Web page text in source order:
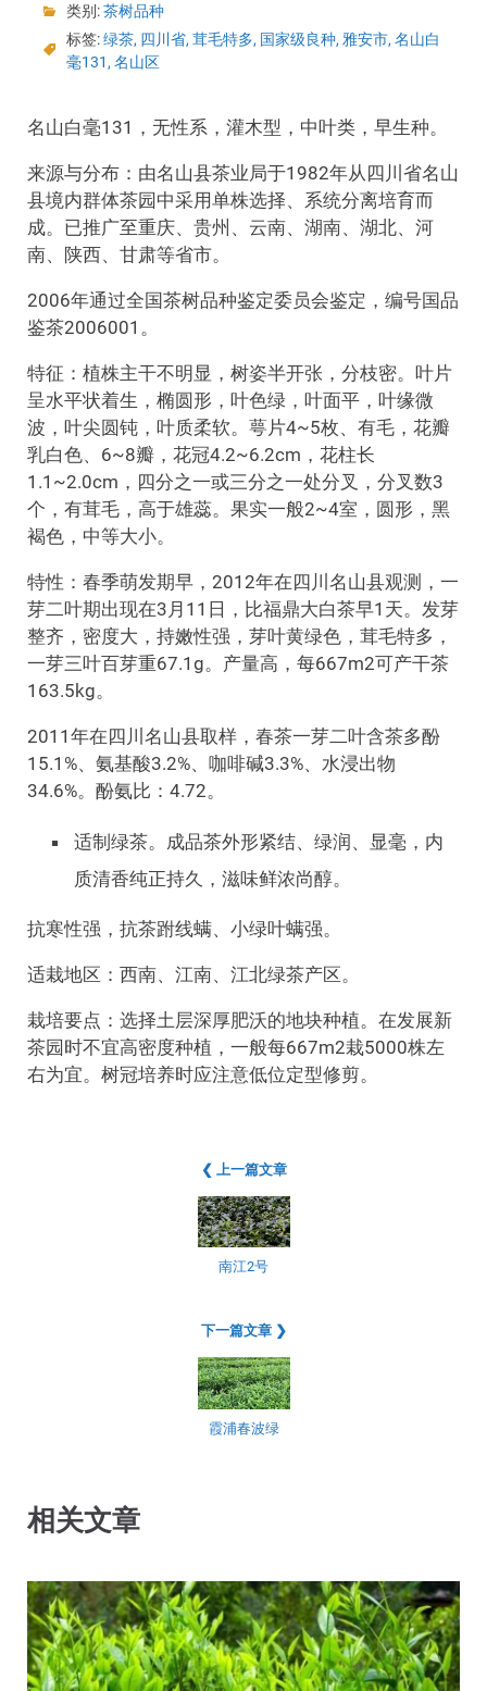
类别:茶树品种
标签:绿茶, 四川省, 茸毛特多, 国家级良种, 雅安市, 名山白
毫131 , 名山区
名山白毫131，无性系，灌木型，中叶类，早生种。
来源与分布：由名山县茶业局于1982年从四川省名山
县境内群体茶园中采用单株选择、系统分离培育而
成。已推广至重庆、贵州、云南、湖南、湖北、河
南、陕西、甘肃等省市。
2006年通过全国茶树品种鉴定委员会鉴定，编号国品
鉴茶2006001。
特征：植株主干不明显，树姿半开张，分枝密。叶片
呈水平状着生，椭圆形，叶色绿，叶面平，叶缘微
波，叶尖圆钝，叶质柔软。萼片4~5枚、有毛，花瓣
乳白色、6~8瓣，花冠4.2~6.2cm，花柱长
1.1~2.0cm，四分之一或三分之一处分叉，分叉数3
个，有茸毛，高于雄蕊。果实一般2~4室，圆形，黑
褐色，中等大小。
特性：春季萌发期早，2012年在四川名山县观测，一
芽二叶期出现在3月11日，比福鼎大白茶早1天。发芽
整齐，密度大，持嫩性强，芽叶黄绿色，茸毛特多，
一芽三叶百芽重67.1g。产量高，每667m2可产干茶
163.5kg。
2011年在四川名山县取样，春茶一芽二叶含茶多酚
15.1%、氨基酸3.2%、咖啡碱3.3%、水浸出物
34.6%。酚氨比：4.72。
适制绿茶。成品茶外形紧结、绿润、显毫，内
质清香纯正持久，滋味鲜浓尚醇。
抗寒性强，抗茶跗线螨、小绿叶螨强。
适栽地区：西南、江南、江北绿茶产区。
栽培要点：选择土层深厚肥沃的地块种植。在发展新
茶园时不宜高密度种植，一般每667m2栽5000株左
右为宜。树冠培养时应注意低位定型修剪。
❮ 上一篇文章
南江2号
下一篇文章 ❯
霞浦春波绿
相关文章